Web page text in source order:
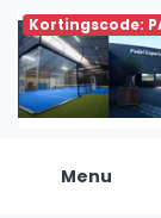
Kortingscode:
Menu
De
Alle padel
Padelwinkels
Organisatie